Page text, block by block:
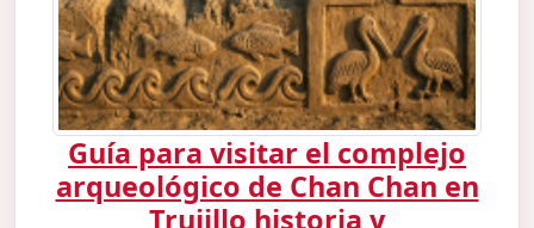
Guía para visitar el complejo
arqueológico de Chan Chan en
Trujillo historia y